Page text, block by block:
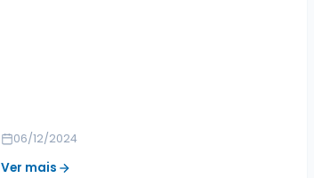
06/12/2024
Ver mais